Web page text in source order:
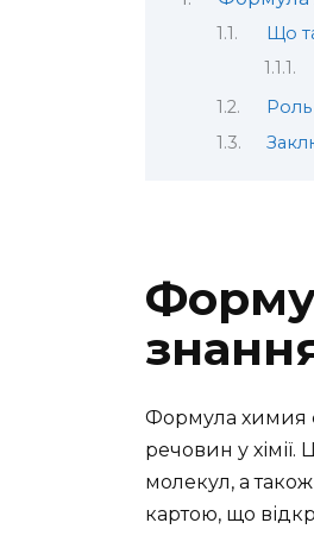
Що
Формула химия є
речовин у
молекул, а також
картою, що